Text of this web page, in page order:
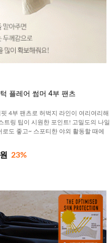
턱 플레어 썸머 4부 팬츠
4부 팬츠로 허벅지 라인이 여리여리해
트링 팁이 시원한 포인트! 고밀도의 나일
도 좋고~ 스포티한 야외 활동할 때에
23%